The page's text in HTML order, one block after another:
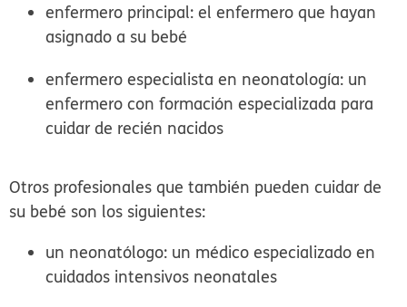
enfermero principal: el enfermero que hayan
asignado a su bebé
enfermero especialista en neonatología: un
enfermero con formación especializada para
cuidar de recién nacidos
Otros profesionales que también pueden cuidar de
su bebé son los siguientes:
un neonatólogo: un médico especializado en
cuidados intensivos neonatales